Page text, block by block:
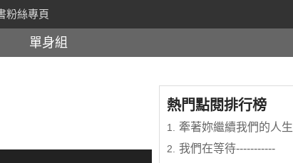
粉絲專頁
單身組
熱門點閱排行榜
1. 牽著妳繼續我們的人生
2. 我們在等待-----------